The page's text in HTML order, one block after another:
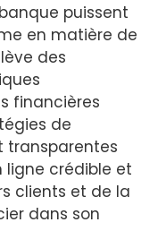
puissent
en matière de
des
financières
de
transparentes
ligne crédible et
clients et de la
dans son